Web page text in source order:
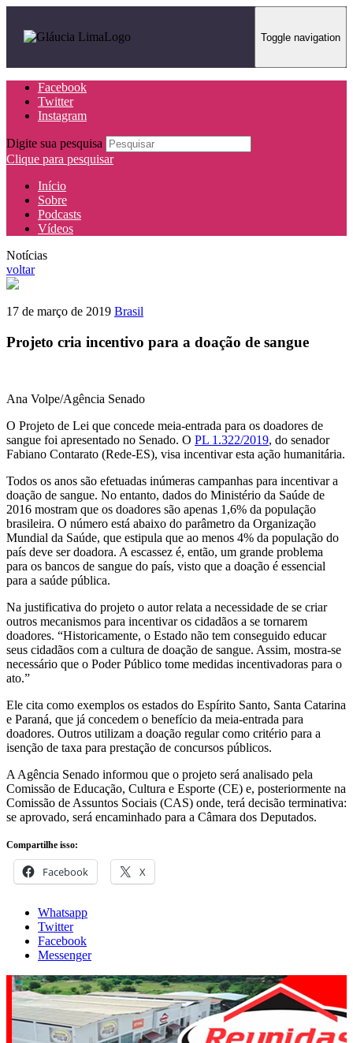
Toggle navigation
Facebook
Twitter
Instagram
Digite sua pesquisa
Clique para pesquisar
Início
Sobre
Podcasts
Vídeos
Notícias
voltar
17 de março de 2019 Brasil
Projeto cria incentivo para a doação de sangue
Ana Volpe/Agência Senado
O Projeto de Lei que concede meia-entrada para os doadores de
sangue foi apresentado no Senado. O PL 1.322/2019, do senador
Fabiano Contarato (Rede-ES), visa incentivar esta ação humanitária.
Todos os anos são efetuadas inúmeras campanhas para incentivar a
doação de sangue. No entanto, dados do Ministério da Saúde de
2016 mostram que os doadores são apenas 1,6% da população
brasileira. O número está abaixo do parâmetro da Organização
Mundial da Saúde, que estipula que ao menos 4% da população do
país deve ser doadora. A escassez é, então, um grande problema
para os bancos de sangue do país, visto que a doação é essencial
para a saúde pública.
Na justificativa do projeto o autor relata a necessidade de se criar
outros mecanismos para incentivar os cidadãos a se tornarem
doadores. “Historicamente, o Estado não tem conseguido educar
seus cidadãos com a cultura de doação de sangue. Assim, mostra-se
necessário que o Poder Público tome medidas incentivadoras para o
ato.”
Ele cita como exemplos os estados do Espírito Santo, Santa Catarina
e Paraná, que já concedem o benefício da meia-entrada para
doadores. Outros utilizam a doação regular como critério para a
isenção de taxa para prestação de concursos públicos.
A Agência Senado informou que o projeto será analisado pela
Comissão de Educação, Cultura e Esporte (CE) e, posteriormente na
Comissão de Assuntos Sociais (CAS) onde, terá decisão terminativa:
se aprovado, será encaminhado para a Câmara dos Deputados.
Compartilhe isso:
Facebook X
Whatsapp
Twitter
Facebook
Messenger